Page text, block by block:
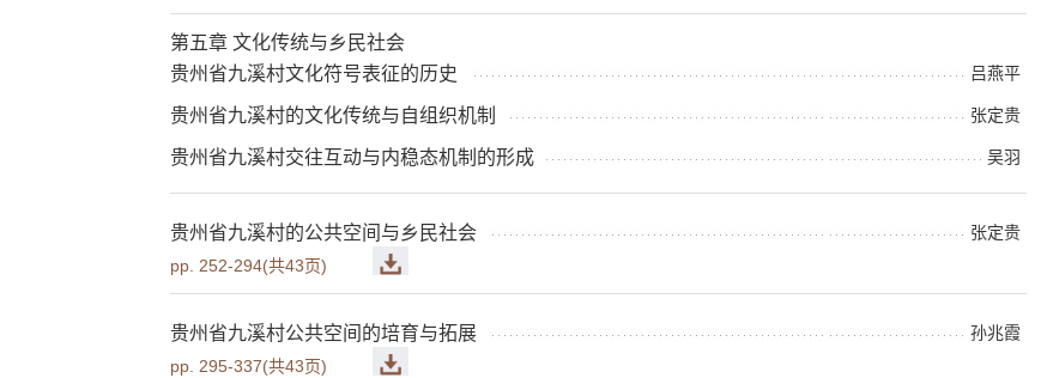
第五章 文化传统与乡民社会
贵州省九溪村文化符号表征的历史
吕燕平
贵州省九溪村的文化传统与自组织机制 张定贵
贵州省九溪村交往互动与内稳态机制的形成 吴羽
贵州省九溪村的公共空间与乡民社会
张定贵
pp. 252-294(共43页)
贵州省九溪村公共空间的培育与拓展
孙兆霞
pp. 295-337(共43页)